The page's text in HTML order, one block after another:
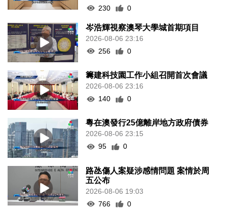
230
0
岑浩輝視察澳琴大學城首期項目
2026-08-06 23:16
256
0
籌建科技園工作小組召開首次會議
2026-08-06 23:16
140
0
粵在澳發行25億離岸地方政府債券
2026-08-06 23:15
95
0
路氹傷人案疑涉感情問題 案情於周
五公布
2026-08-06 19:03
766
0